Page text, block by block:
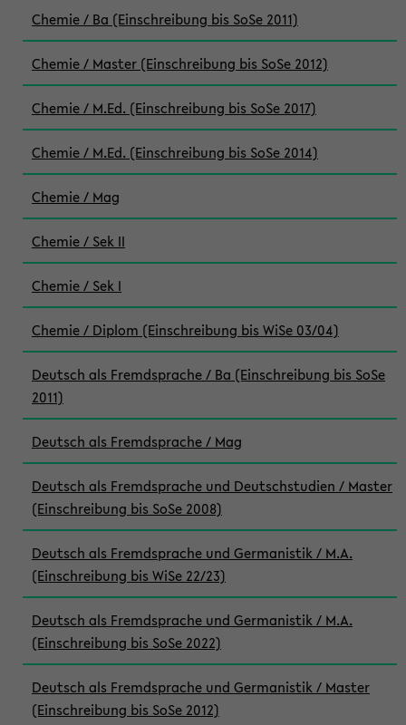
Chemie / Ba (Einschreibung bis SoSe 2011)
Chemie / Master (Einschreibung bis SoSe 2012)
Chemie / M.Ed. (Einschreibung bis SoSe 2017)
Chemie / M.Ed. (Einschreibung bis SoSe 2014)
Chemie / Mag
Chemie / Sek II
Chemie / Sek I
Chemie / Diplom (Einschreibung bis WiSe 03/04)
Deutsch als Fremdsprache / Ba (Einschreibung bis SoSe
2011)
Deutsch als Fremdsprache / Mag
Deutsch als Fremdsprache und Deutschstudien / Master
(Einschreibung bis SoSe 2008)
Deutsch als Fremdsprache und Germanistik / M.A.
(Einschreibung bis WiSe 22/23)
Deutsch als Fremdsprache und Germanistik / M.A.
(Einschreibung bis SoSe 2022)
Deutsch als Fremdsprache und Germanistik / Master
(Einschreibung bis SoSe 2012)